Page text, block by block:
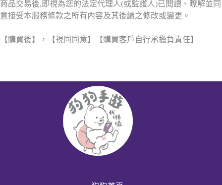
商品交易後,即視為您的法定代理人(或監護人)已閱讀、瞭解並同
意接受本服務條款之所有內容及其後續之修改或變更。
【購買後】，【視同同意】【購買客戶自行承擔負責任】